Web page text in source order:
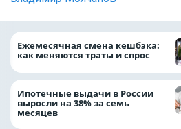
Ежемесячная смена кешбэка:
как меняются траты и спрос
Ипотечные выдачи в России
выросли на 38% за семь
месяцев